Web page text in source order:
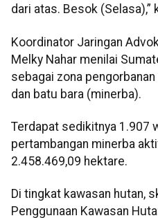
dari atas. Besok (Selasa),”
Koordinator Jaringan
Melky Nahar menilai
sebagai zona
dan batu bara (minerba).
Terdapat sedikitnya 1.907
pertambangan minerba
2.458.469,09 hektare.
Di tingkat kawasan hutan,
Penggunaan Kawasan